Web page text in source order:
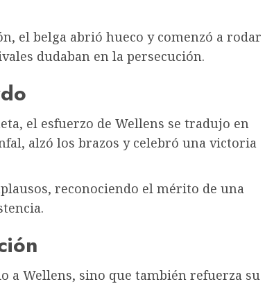
el belga abrió hueco y comenzó a rodar
dudaban en la persecución.
el esfuerzo de Wellens se tradujo en
alzó los brazos y celebró una victoria
reconociendo el mérito de una
a Wellens, sino que también refuerza su